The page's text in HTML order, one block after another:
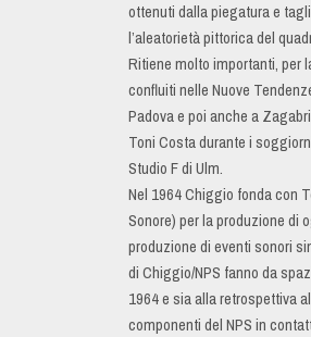
ottenuti dalla piegatura e
l’aleatorietà pittorica del
Ritiene molto importanti,
confluiti nelle Nuove
Padova e poi anche a
Toni Costa durante i
Studio F di Ulm.
Nel 1964 Chiggio fonda con
Sonore) per la produzione di
produzione di eventi sonori
di Chiggio/NPS fanno da
1964 e sia alla retrospettiva
componenti del NPS in